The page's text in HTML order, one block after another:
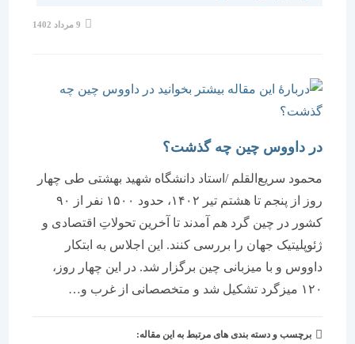
در داووس چین چه گذشت؟
محمود سریع‏‏‌القلم /استاد دانشگاه شهید بهشتی طی چهار
روز از پنجم تا هشتم تیر ۱۴۰۲، حدود ۱۵۰۰ نفر از ۹۰
کشور در چین گرد هم آمدند تا آخرین تحولاتِ اقتصادی و
ژئوپلیتیک جهان را بررسی کنند. این اجلاس به ابتکار
داووس و با میزبانی چین برگزار شد. در این چهار روز،
برچسب و دسته بندی های مرتبط به این مقاله: